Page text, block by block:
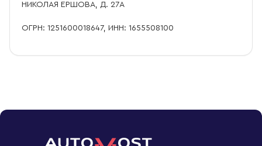
НИКОЛАЯ ЕРШОВА, Д. 27А
ОГРН: 1251600018647, ИНН: 1655508100